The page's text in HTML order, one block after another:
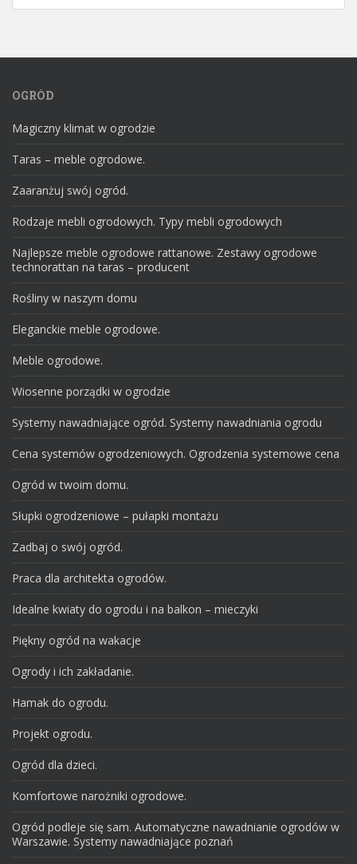
OGRÓD
Magiczny klimat w ogrodzie
Taras – meble ogrodowe.
Zaaranżuj swój ogród.
Rodzaje mebli ogrodowych. Typy mebli ogrodowych
Najlepsze meble ogrodowe rattanowe. Zestawy ogrodowe
technorattan na taras – producent
Rośliny w naszym domu
Eleganckie meble ogrodowe.
Meble ogrodowe.
Wiosenne porządki w ogrodzie
Systemy nawadniające ogród. Systemy nawadniania ogrodu
Cena systemów ogrodzeniowych. Ogrodzenia systemowe cena
Ogród w twoim domu.
Słupki ogrodzeniowe – pułapki montażu
Zadbaj o swój ogród.
Praca dla architekta ogrodów.
Idealne kwiaty do ogrodu i na balkon – mieczyki
Piękny ogród na wakacje
Ogrody i ich zakładanie.
Hamak do ogrodu.
Projekt ogrodu.
Ogród dla dzieci.
Komfortowe narożniki ogrodowe.
Ogród podleje się sam. Automatyczne nawadnianie ogrodów w
Warszawie. Systemy nawadniające poznań